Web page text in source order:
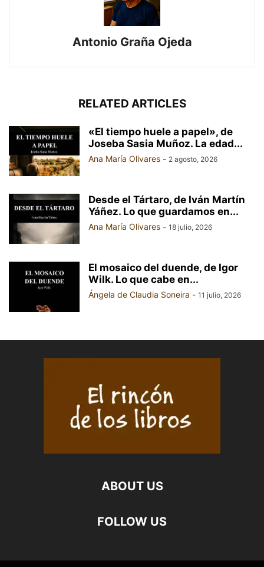
Antonio Graña Ojeda
RELATED ARTICLES
«El tiempo huele a papel», de
Joseba Sasia Muñoz. La edad...
Ana María Olivares - 2 agosto, 2026
Desde el Tártaro, de Iván Martín
Yáñez. Lo que guardamos en...
Ana María Olivares - 18 julio, 2026
El mosaico del duende, de Igor
Wilk. Lo que cabe en...
Ángela de Claudia Soneira - 11 julio, 2026
ABOUT US
FOLLOW US